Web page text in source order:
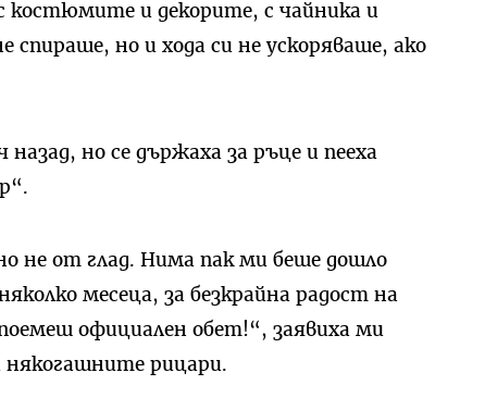
костюмите и декорите, с чайника и
спираше, но и хода си не ускоряваше, ако
но се държаха за ръце и пееха
не от глад. Нима пак ми беше дошло
месеца, за безкрайна радост на
официален обет!“, заявиха ми
някогашните рицари.